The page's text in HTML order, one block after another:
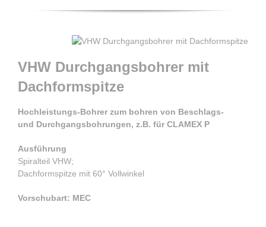
VHW Durchgangsbohrer mit
Dachformspitze
Hochleistungs-Bohrer zum bohren von Beschlags-
und Durchgangsbohrungen, z.B. für CLAMEX P
Ausführung
Spiralteil VHW;
Dachformspitze mit 60° Vollwinkel
Vorschubart: MEC